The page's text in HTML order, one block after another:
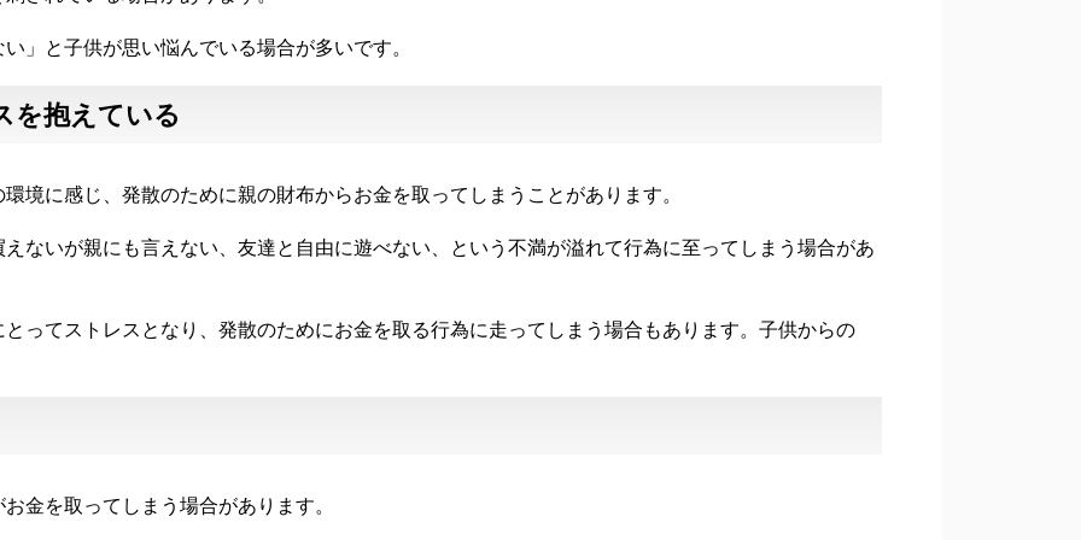
」と子供が思い悩んでいる場合が多いです。
抱えている
境に感じ、発散のために親の財布からお金を取ってしまうことがあります。
ないが親にも言えない、友達と自由に遊べない、という不満が溢れて行為に至ってしまう場合があ
ってストレスとなり、発散のためにお金を取る行為に走ってしまう場合もあります。子供からの
金を取ってしまう場合があります。